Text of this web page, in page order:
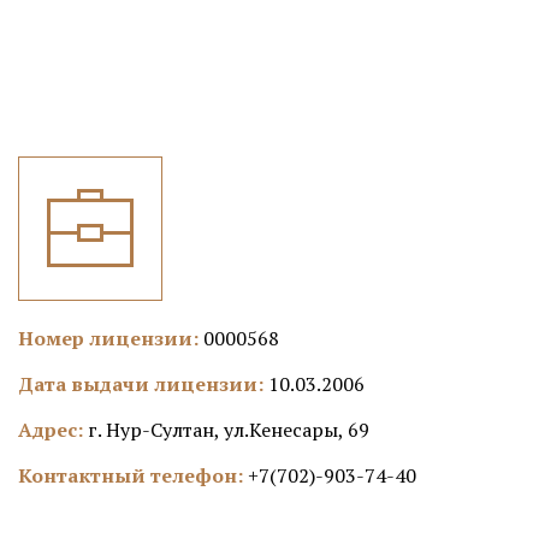
Номер лицензии: 0000568
Дата выдачи лицензии: 10.03.2006
Адрес: г. Нур-Султан, ул.Кенесары, 69
Контактный телефон: +7(702)-903-74-40